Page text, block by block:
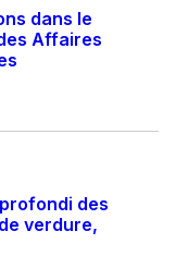
dans le
Affaires
des
verdure,